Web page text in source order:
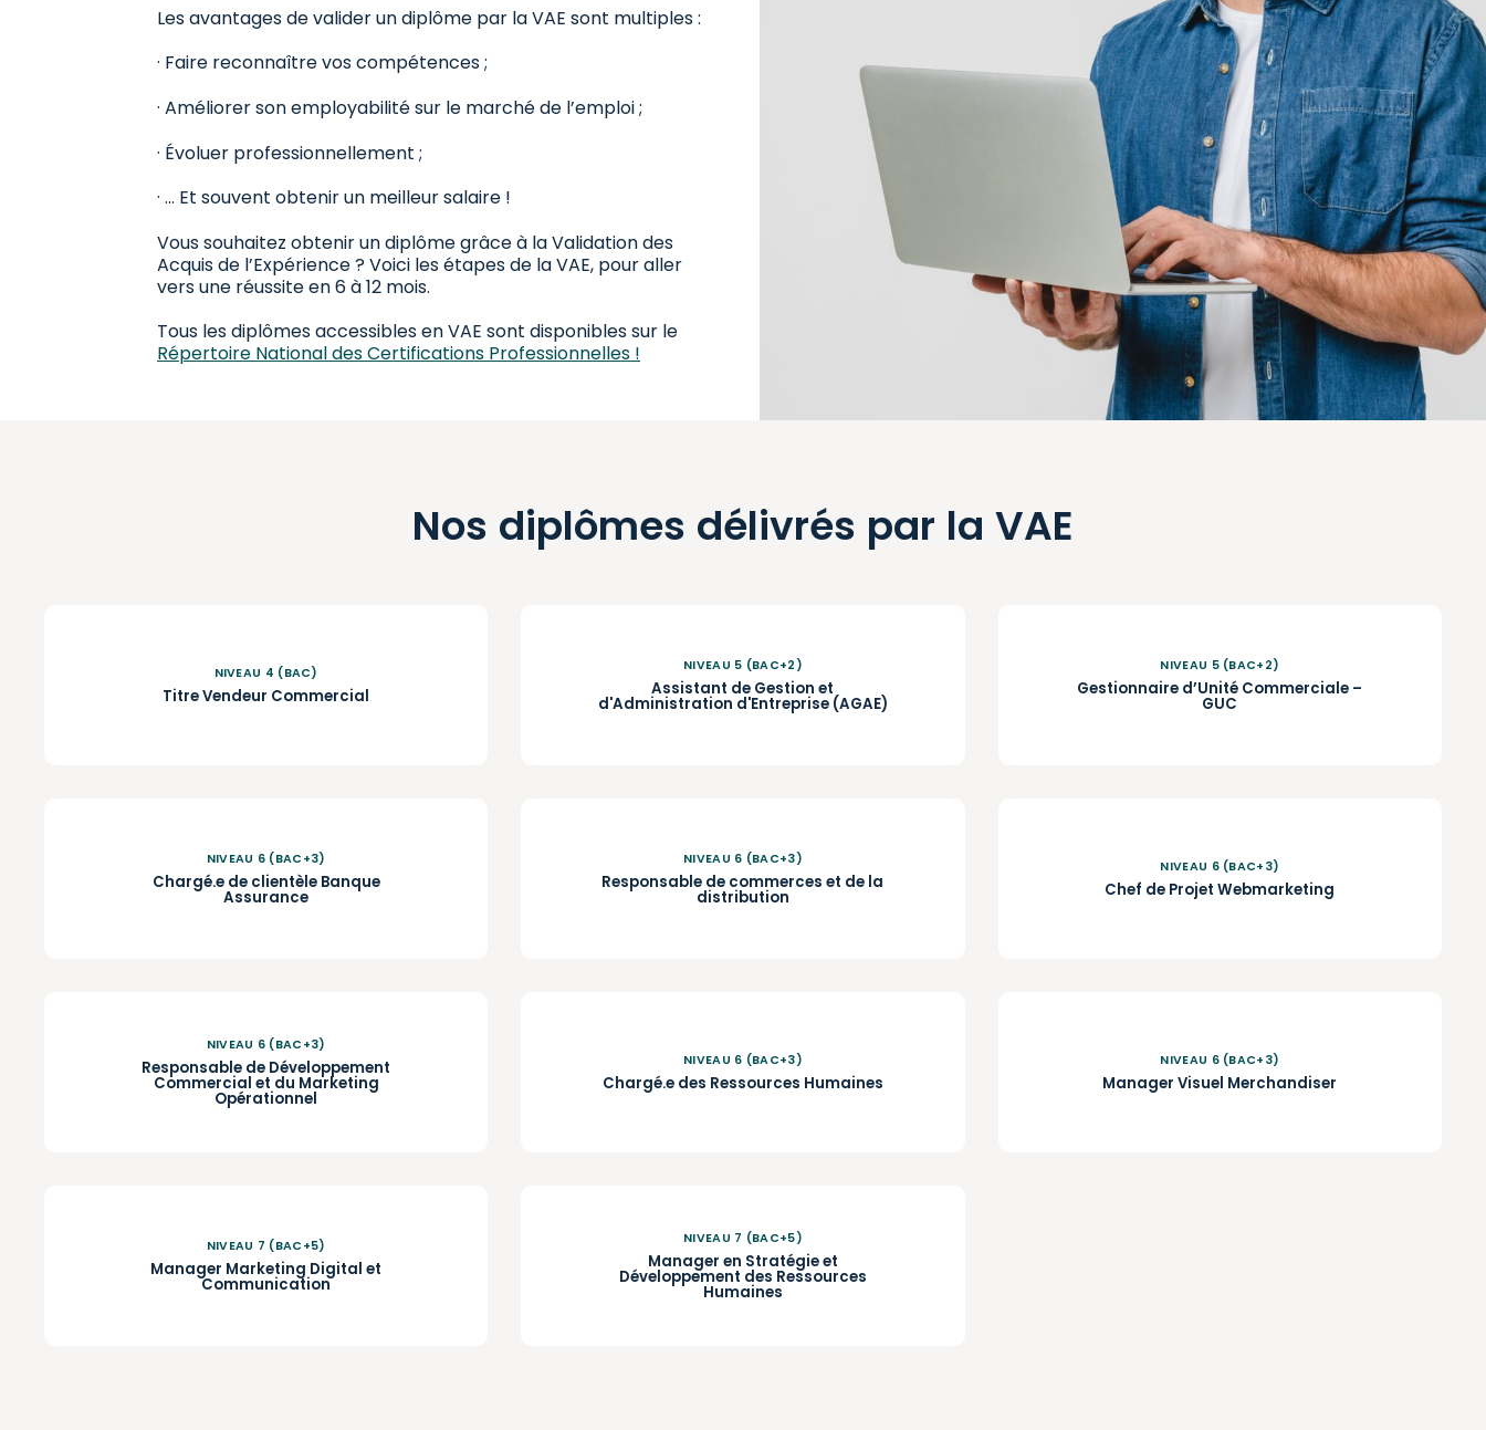
Les avantages de valider un diplôme par la VAE sont multiples :
· Faire reconnaître vos compétences ;
· Améliorer son employabilité sur le marché de l’emploi ;
· Évoluer professionnellement ;
· … Et souvent obtenir un meilleur salaire !
Vous souhaitez obtenir un diplôme grâce à la Validation des
Acquis de l’Expérience ? Voici les étapes de la VAE, pour aller
vers une réussite en 6 à 12 mois.
Tous les diplômes accessibles en VAE sont disponibles sur le
Répertoire National des Certifications Professionnelles !
Nos diplômes délivrés par la VAE
NIVEAU 4 (BAC)
Titre Vendeur Commercial
NIVEAU 5 (BAC+2)
Assistant de Gestion et
d'Administration d'Entreprise (AGAE)
NIVEAU 5 (BAC+2)
Gestionnaire d’Unité Commerciale –
GUC
NIVEAU 6 (BAC+3)
Chargé.e de clientèle Banque
Assurance
NIVEAU 6 (BAC+3)
Responsable de commerces et de la
distribution
NIVEAU 6 (BAC+3)
Chef de Projet Webmarketing
NIVEAU 6 (BAC+3)
Responsable de Développement
Commercial et du Marketing
Opérationnel
NIVEAU 6 (BAC+3)
Chargé.e des Ressources Humaines
NIVEAU 6 (BAC+3)
Manager Visuel Merchandiser
NIVEAU 7 (BAC+5)
Manager Marketing Digital et
Communication
NIVEAU 7 (BAC+5)
Manager en Stratégie et
Développement des Ressources
Humaines